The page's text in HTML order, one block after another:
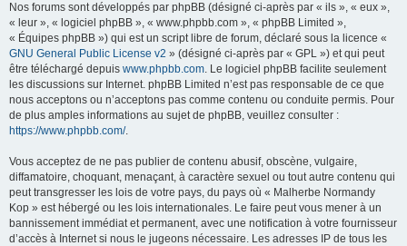
Nos forums sont développés par phpBB (désigné ci-après par « ils », « eux »,
« leur », « logiciel phpBB », « www.phpbb.com », « phpBB Limited »,
« Équipes phpBB ») qui est un script libre de forum, déclaré sous la licence «
GNU General Public License v2 » (désigné ci-après par « GPL ») et qui peut
être téléchargé depuis www.phpbb.com. Le logiciel phpBB facilite seulement
les discussions sur Internet. phpBB Limited n’est pas responsable de ce que
nous acceptons ou n’acceptons pas comme contenu ou conduite permis. Pour
de plus amples informations au sujet de phpBB, veuillez consulter :
https://www.phpbb.com/.
Vous acceptez de ne pas publier de contenu abusif, obscène, vulgaire,
diffamatoire, choquant, menaçant, à caractère sexuel ou tout autre contenu qui
peut transgresser les lois de votre pays, du pays où « Malherbe Normandy
Kop » est hébergé ou les lois internationales. Le faire peut vous mener à un
bannissement immédiat et permanent, avec une notification à votre fournisseur
d’accès à Internet si nous le jugeons nécessaire. Les adresses IP de tous les